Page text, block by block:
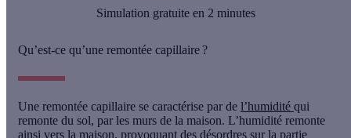
Simulation gratuite en 2 minutes
Qu’est-ce qu’une remontée capillaire ?
Une remontée capillaire se caractérise par de l’humidité qui
remonte du sol, par les murs de la maison. L’humidité remonte
ainsi vers la maison, provoquant des désordres sur la partie